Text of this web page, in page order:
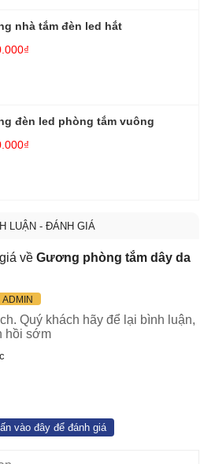
nhà tắm đèn led hắt
đèn led phòng tắm vuông
LUẬN - ĐÁNH GIÁ
về Gương phòng tắm dây da
ADMIN
Quý khách hãy để lại bình luận,
hồi sớm
vào đây để đánh giá